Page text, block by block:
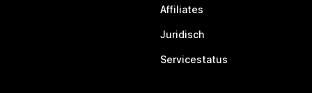
Affiliates
Juridisch
Servicestatus